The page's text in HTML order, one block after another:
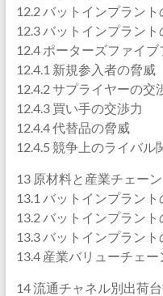
12.2 バットインプラン
12.3 バットインプラン
12.4 ポーターズファイ
12.4.1 新規参入者の脅威
12.4.2 サプライヤーの交
12.4.3 買い手の交渉力
12.4.4 代替品の脅威
12.4.5 競争上のライバル
13 原材料と産業チェーン
13.1 バットインプラン
13.2 バットインプラン
13.3 バットインプラン
13.4 産業バリューチェー
14 流通チャネル別出荷